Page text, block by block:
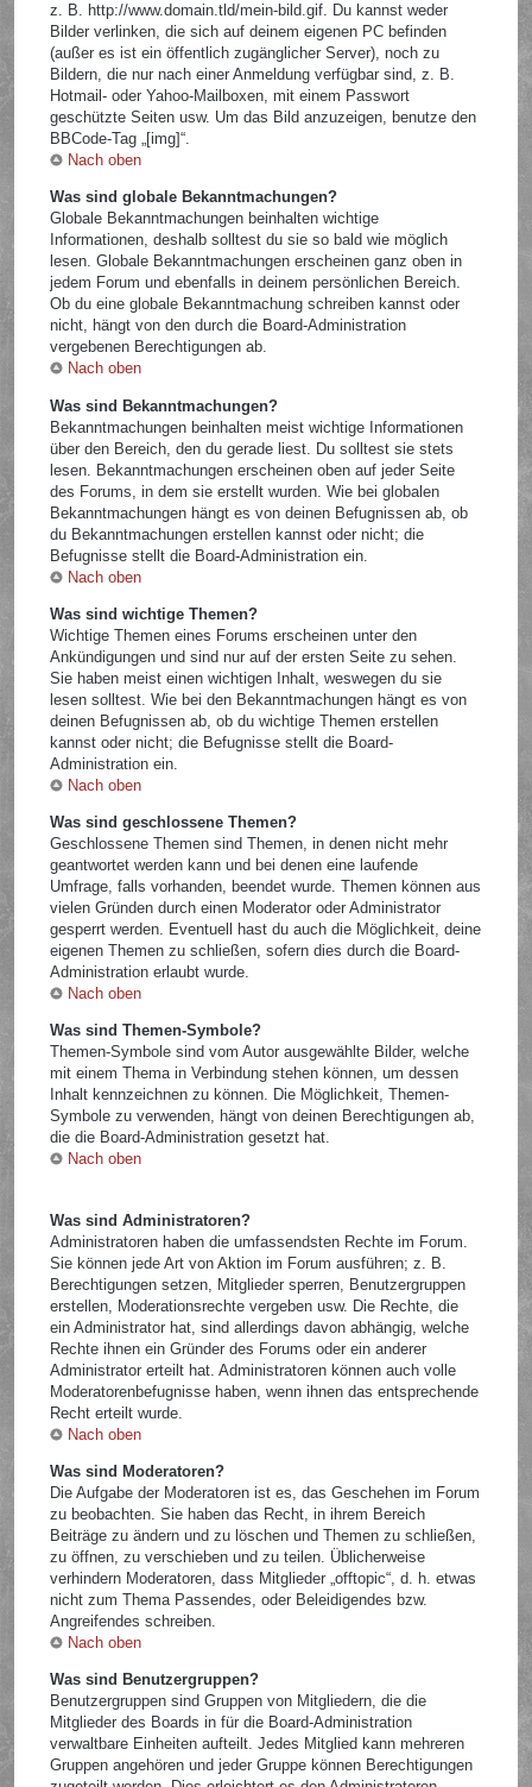
z. B. http://www.domain.tld/mein-bild.gif. Du kannst weder
Bilder verlinken, die sich auf deinem eigenen PC befinden
(außer es ist ein öffentlich zugänglicher Server), noch zu
Bildern, die nur nach einer Anmeldung verfügbar sind, z. B.
Hotmail- oder Yahoo-Mailboxen, mit einem Passwort
geschützte Seiten usw. Um das Bild anzuzeigen, benutze den
BBCode-Tag „[img]“.
Nach oben
Was sind globale Bekanntmachungen?
Globale Bekanntmachungen beinhalten wichtige
Informationen, deshalb solltest du sie so bald wie möglich
lesen. Globale Bekanntmachungen erscheinen ganz oben in
jedem Forum und ebenfalls in deinem persönlichen Bereich.
Ob du eine globale Bekanntmachung schreiben kannst oder
nicht, hängt von den durch die Board-Administration
vergebenen Berechtigungen ab.
Nach oben
Was sind Bekanntmachungen?
Bekanntmachungen beinhalten meist wichtige Informationen
über den Bereich, den du gerade liest. Du solltest sie stets
lesen. Bekanntmachungen erscheinen oben auf jeder Seite
des Forums, in dem sie erstellt wurden. Wie bei globalen
Bekanntmachungen hängt es von deinen Befugnissen ab, ob
du Bekanntmachungen erstellen kannst oder nicht; die
Befugnisse stellt die Board-Administration ein.
Nach oben
Was sind wichtige Themen?
Wichtige Themen eines Forums erscheinen unter den
Ankündigungen und sind nur auf der ersten Seite zu sehen.
Sie haben meist einen wichtigen Inhalt, weswegen du sie
lesen solltest. Wie bei den Bekanntmachungen hängt es von
deinen Befugnissen ab, ob du wichtige Themen erstellen
kannst oder nicht; die Befugnisse stellt die Board-
Administration ein.
Nach oben
Was sind geschlossene Themen?
Geschlossene Themen sind Themen, in denen nicht mehr
geantwortet werden kann und bei denen eine laufende
Umfrage, falls vorhanden, beendet wurde. Themen können aus
vielen Gründen durch einen Moderator oder Administrator
gesperrt werden. Eventuell hast du auch die Möglichkeit, deine
eigenen Themen zu schließen, sofern dies durch die Board-
Administration erlaubt wurde.
Nach oben
Was sind Themen-Symbole?
Themen-Symbole sind vom Autor ausgewählte Bilder, welche
mit einem Thema in Verbindung stehen können, um dessen
Inhalt kennzeichnen zu können. Die Möglichkeit, Themen-
Symbole zu verwenden, hängt von deinen Berechtigungen ab,
die die Board-Administration gesetzt hat.
Nach oben
Was sind Administratoren?
Administratoren haben die umfassendsten Rechte im Forum.
Sie können jede Art von Aktion im Forum ausführen; z. B.
Berechtigungen setzen, Mitglieder sperren, Benutzergruppen
erstellen, Moderationsrechte vergeben usw. Die Rechte, die
ein Administrator hat, sind allerdings davon abhängig, welche
Rechte ihnen ein Gründer des Forums oder ein anderer
Administrator erteilt hat. Administratoren können auch volle
Moderatorenbefugnisse haben, wenn ihnen das entsprechende
Recht erteilt wurde.
Nach oben
Was sind Moderatoren?
Die Aufgabe der Moderatoren ist es, das Geschehen im Forum
zu beobachten. Sie haben das Recht, in ihrem Bereich
Beiträge zu ändern und zu löschen und Themen zu schließen,
zu öffnen, zu verschieben und zu teilen. Üblicherweise
verhindern Moderatoren, dass Mitglieder „offtopic“, d. h. etwas
nicht zum Thema Passendes, oder Beleidigendes bzw.
Angreifendes schreiben.
Nach oben
Was sind Benutzergruppen?
Benutzergruppen sind Gruppen von Mitgliedern, die die
Mitglieder des Boards in für die Board-Administration
verwaltbare Einheiten aufteilt. Jedes Mitglied kann mehreren
Gruppen angehören und jeder Gruppe können Berechtigungen